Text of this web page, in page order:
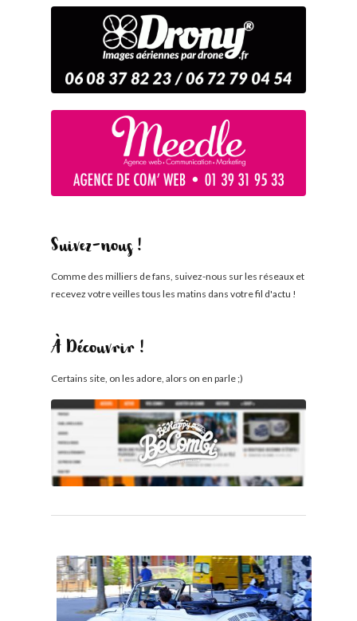
Suivez-nous !
Comme des milliers de fans, suivez-nous sur les réseaux et
recevez votre veilles tous les matins dans votre fil d'actu !
À Découvrir !
Certains site, on les adore, alors on en parle ;)